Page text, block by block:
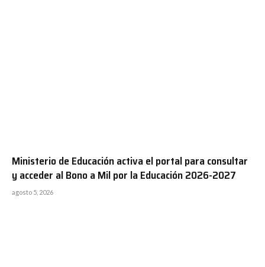
Ministerio de Educación activa el portal para consultar
y acceder al Bono a Mil por la Educación 2026-2027
agosto 5, 2026